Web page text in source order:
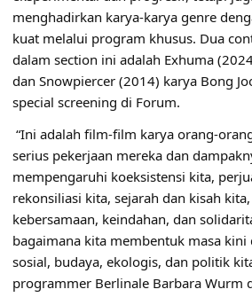
menghadirkan karya-karya genre
kuat melalui program khusus. Dua
dalam section ini adalah Exhuma
dan Snowpiercer (2014) karya Bong
special screening di Forum.
“Ini adalah film-film karya orang-
serius pekerjaan mereka dan
mempengaruhi koeksistensi kita,
rekonsiliasi kita, sejarah dan kisah
kebersamaan, keindahan, dan
bagaimana kita membentuk masa kini
sosial, budaya, ekologis, dan politik
programmer Berlinale Barbara Wurm